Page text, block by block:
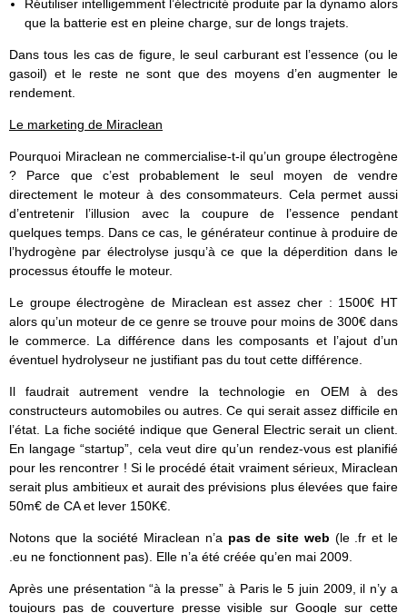
Réutiliser intelligemment l’électricité produite par la dynamo alors
que la batterie est en pleine charge, sur de longs trajets.
Dans tous les cas de figure, le seul carburant est l’essence (ou le
gasoil) et le reste ne sont que des moyens d’en augmenter le
rendement.
Le marketing de Miraclean
Pourquoi Miraclean ne commercialise-t-il qu’un groupe électrogène
? Parce que c’est probablement le seul moyen de vendre
directement le moteur à des consommateurs. Cela permet aussi
d’entretenir l’illusion avec la coupure de l’essence pendant
quelques temps. Dans ce cas, le générateur continue à produire de
l’hydrogène par électrolyse jusqu’à ce que la déperdition dans le
processus étouffe le moteur.
Le groupe électrogène de Miraclean est assez cher : 1500€ HT
alors qu’un moteur de ce genre se trouve pour moins de 300€ dans
le commerce. La différence dans les composants et l’ajout d’un
éventuel hydrolyseur ne justifiant pas du tout cette différence.
Il faudrait autrement vendre la technologie en OEM à des
constructeurs automobiles ou autres. Ce qui serait assez difficile en
l’état. La fiche société indique que General Electric serait un client.
En langage “startup”, cela veut dire qu’un rendez-vous est planifié
pour les rencontrer ! Si le procédé était vraiment sérieux, Miraclean
serait plus ambitieux et aurait des prévisions plus élevées que faire
50m€ de CA et lever 150K€.
Notons que la société Miraclean n’a pas de site web (le .fr et le
.eu ne fonctionnent pas). Elle n’a été créée qu’en mai 2009.
Après une présentation “à la presse” à Paris le 5 juin 2009, il n’y a
toujours pas de couverture presse visible sur Google sur cette